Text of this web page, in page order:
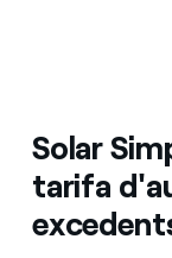
Has rebut
Ofertes per a
Gestiones
Blog
Solar
tarifa